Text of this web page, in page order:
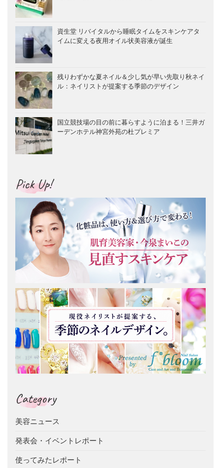
資生堂 リバイタルから睡眠タイムをスキンケアタ
イムに変える夜用オイル状美容液が誕生
残りわずかな夏ネイル＆少し気が早い先取り秋ネイ
ル：ネイリストが提案する季節のデザイン
国立競技場の目の前に暮らすように泊まる！三井ガ
ーデンホテル神宮外苑の杜プレミア
Pick Up!
Category
美容ニュース
発表会・イベントレポート
使ってみたレポート